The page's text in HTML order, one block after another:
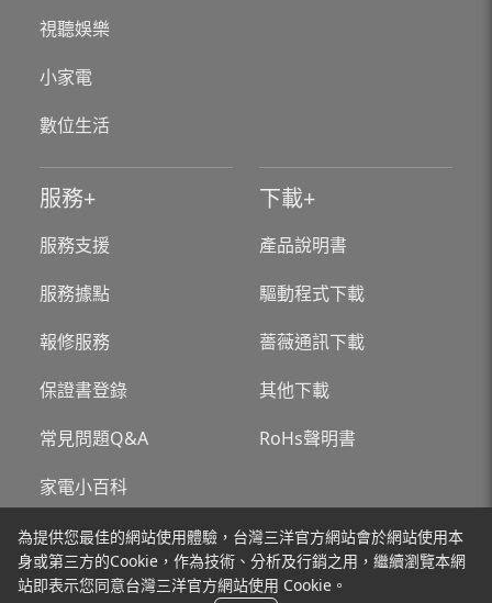
為提供您最佳的網站使用體驗，台灣三洋官方網站會於網站使用本
身或第三方的Cookie，作為技術、分析及行銷之用，繼續瀏覽本網
站即表示您同意台灣三洋官方網站使用 Cookie。
視聽娛樂
小家電
數位生活
服務
服務支援
服務據點
報修服務
保證書登錄
常見問題Q&A
家電小百科
下載
產品說明書
驅動程式下載
薔薇通訊下載
其他下載
RoHs聲明書
關於台灣三洋 新聞